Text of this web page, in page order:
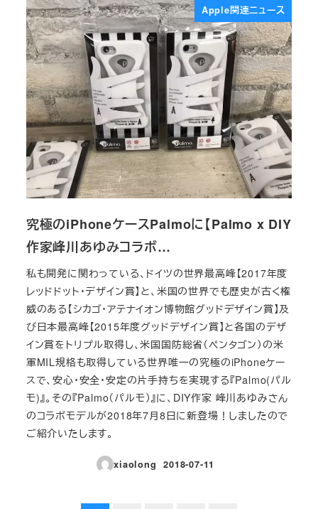
Apple関連ニュース
究極のiPhoneケースPalmoに【Palmo x DIY
作家峰川あゆみコラボ…
私も開発に関わっている、ドイツの世界最高峰【2017年度
レッドドット・デザイン賞】と、米国の世界でも歴史が古く権
威のある【シカゴ・アテナイオン博物館グッドデザイン賞】及
び日本最高峰【2015年度グッドデザイン賞】と各国のデザ
イン賞をトリプル取得し、米国国防総省（ペンタゴン）の米
軍MIL規格も取得している世界唯一の究極のiPhoneケー
スで、安心・安全・安定の片手持ちを実現する『Palmo(パル
モ)』。その『Palmo（パルモ）』に、DIY作家 峰川あゆみさん
のコラボモデルが2018年7月8日に新登場！しましたので
ご紹介いたします。
xiaolong
投稿日
2018-07-11